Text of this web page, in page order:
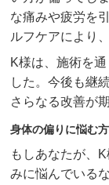
な痛みや疲労を
ルフケアにより
K様は、施術を
した。今後も継
さらなる改善が
身体の偏りに悩む
もしあなたが、
みに悩んでいる